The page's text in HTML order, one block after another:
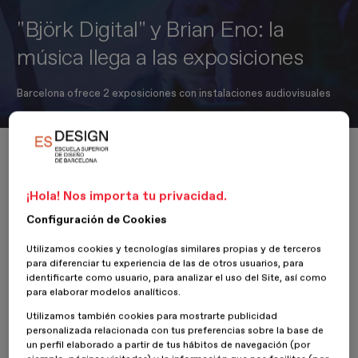
"Björk Digital" y Brian Eno: la
música llega a las exposiciones
Barcelona ofrece 2 exposiciones con instalaciones audiovisuales
Inicio Actualidad
"Björk Digital" y Brian Eno: la música llega a las exposiciones
Coincidiendo con el Primavera Sound y el Sonar, Barcelona parece
haber apostado por la música en su programación de exposiciones.
expo de David Bowie y ahora llegan Björk y Brian Eno con
instalaciones audiovisuales.
¡Hola! Nos importa tu privacidad.
Configuración de Cookies
Utilizamos cookies y tecnologías similares propias y de terceros
para diferenciar tu experiencia de las de otros usuarios, para
identificarte como usuario, para analizar el uso del Site, así como
para elaborar modelos analíticos.
Utilizamos también cookies para mostrarte publicidad
personalizada relacionada con tus preferencias sobre la base de
un perfil elaborado a partir de tus hábitos de navegación (por